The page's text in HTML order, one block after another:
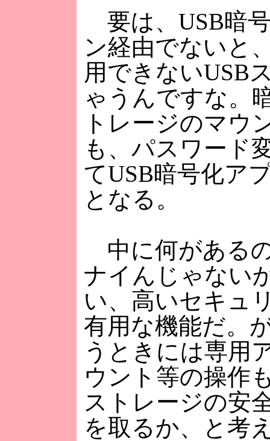
要は、USB暗
ン経由でないと
用できないUSB
ゃうんですな。
トレージのマウ
も、パスワード
てUSB暗号化ア
となる。
中に何がある
ナイんじゃない
い、高いセキュ
有用な機能だ。
うときには専用
ウント等の操作
ストレージの安
を取るか、と考